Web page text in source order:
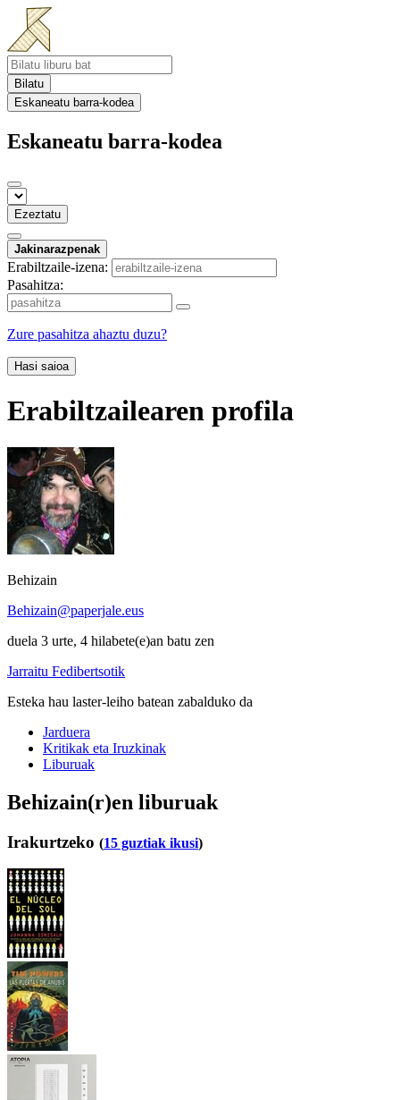
Bilatu
Eskaneatu barra-kodea
Eskaneatu barra-kodea
Ezeztatu
Jakinarazpenak
Erabiltzaile-izena:
Pasahitza:
Zure pasahitza ahaztu duzu?
Hasi saioa
Erabiltzailearen profila
Behizain
Behizain@paperjale.eus
duela 3 urte, 4 hilabete(e)an batu zen
Jarraitu Fedibertsotik
Esteka hau laster-leiho batean zabalduko da
Jarduera
Kritikak eta Iruzkinak
Liburuak
Behizain(r)en liburuak
Irakurtzeko (15 guztiak ikusi)